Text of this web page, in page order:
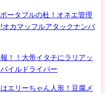
ータブルの杜！オネエ管理
カマッフルアタックナンバ
！！大帝イタチにラリアッ
イルドライバー
エリーちゃん人形！豆腐メ